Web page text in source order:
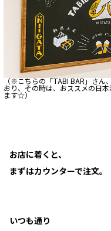
（※こちらの「TABI BAR」さん
おり、その時は、おススメの日
ます☆）
お店に着くと、
まずはカウンターで注文。
いつも通り